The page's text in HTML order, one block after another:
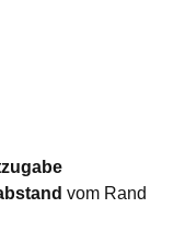
vom Rand